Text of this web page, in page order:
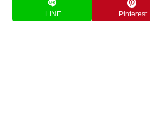
LINE Pinterest